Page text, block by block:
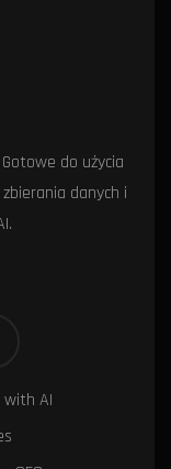
do użycia
danych i
with AI